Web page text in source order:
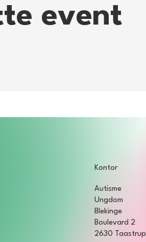
event
Kontor
Autisme
Ungdom
Blekinge
Boulevard 2
2630 Taastrup